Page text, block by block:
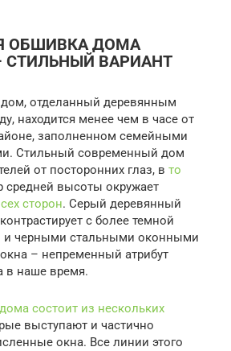
ОБШИВКА ДОМА
СТИЛЬНЫЙ ВАРИАНТ
отделанный деревянным
находится менее чем в часе от
заполненном семейными
Стильный современный дом
от посторонних глаз, в то
средней высоты окружает
сторон. Серый деревянный
с более темной
черными стальными оконными
– непременный атрибут
в наше время.
дома состоит из нескольких
выступают и частично
окна. Все линии этого